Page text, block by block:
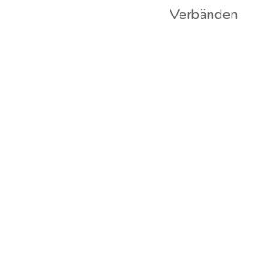
Verbänden